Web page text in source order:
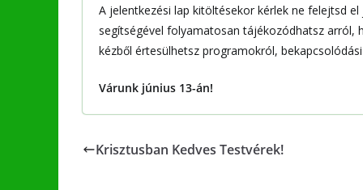
A jelentkezési lap kitöltésekor kérlek ne felejtsd
segítségével folyamatosan tájékozódhatsz arról,
kézből értesülhetsz programokról,
Várunk június 13-án!
Krisztusban Kedves Testvérek!